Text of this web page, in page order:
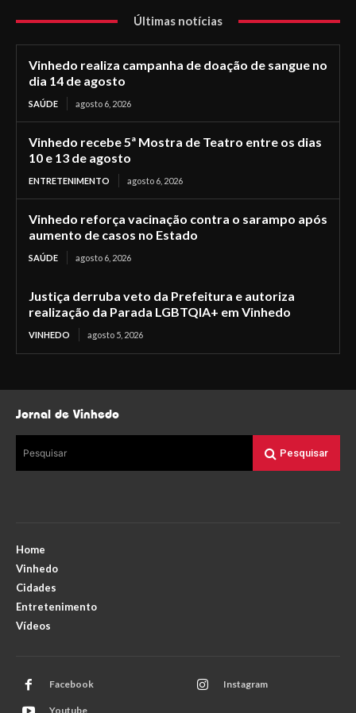
Últimas notícias
Vinhedo realiza campanha de doação de sangue no
dia 14 de agosto
SAÚDE agosto 6, 2026
Vinhedo recebe 5ª Mostra de Teatro entre os dias
10 e 13 de agosto
ENTRETENIMENTO agosto 6, 2026
Vinhedo reforça vacinação contra o sarampo após
aumento de casos no Estado
SAÚDE agosto 6, 2026
Justiça derruba veto da Prefeitura e autoriza
realização da Parada LGBTQIA+ em Vinhedo
VINHEDO agosto 5, 2026
Jornal de Vinhedo
Pesquisar Pesquisar
Home
Vinhedo
Cidades
Entretenimento
Vídeos
Facebook Instagram
Youtube